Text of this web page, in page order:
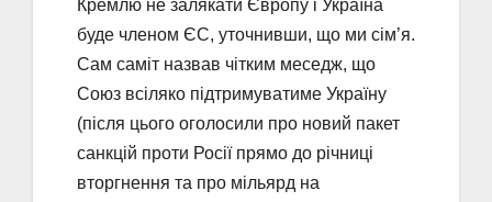
Кремлю не залякати Європу і Україна
буде членом ЄС, уточнивши, що ми сім’я.
Сам саміт назвав чітким меседж, що
Союз всіляко підтримуватиме Україну
(після цього оголосили про новий пакет
санкцій проти Росії прямо до річниці
вторгнення та про мільярд на